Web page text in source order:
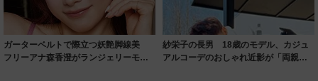
ガーターベルトで際立つ妖艶脚線美
フリーアナ森香澄がランジェリーモデ
紗栄子の長男 18歳のモデル、カジュ
アルコーデのおしゃれ近影が「両親の